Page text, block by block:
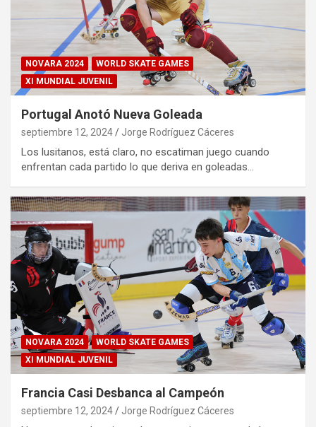
NOVARA 2024
WORLD SKATE GAMES
XI MUNDIAL JUVENIL
Portugal Anotó Nueva Goleada
septiembre 12, 2024 Jorge Rodríguez Cáceres
Los lusitanos, está claro, no escatiman juego cuando
enfrentan cada partido lo que deriva en goleadas…
NOVARA 2024
WORLD SKATE GAMES
XI MUNDIAL JUVENIL
Francia Casi Desbanca al Campeón
septiembre 12, 2024 Jorge Rodríguez Cáceres